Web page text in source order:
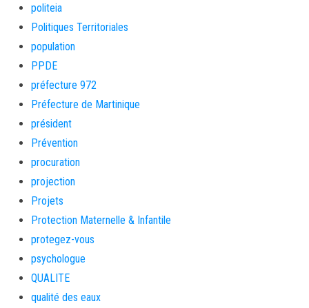
politeia
Politiques Territoriales
population
PPDE
préfecture 972
Préfecture de Martinique
président
Prévention
procuration
projection
Projets
Protection Maternelle & Infantile
protegez-vous
psychologue
QUALITE
qualité des eaux